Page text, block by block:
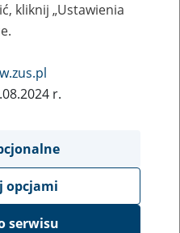
firmy
kliknij „Ustawienia
r.
opcjami
serwisu